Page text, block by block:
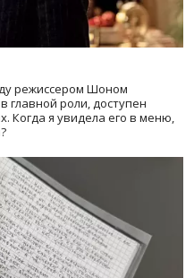
режиссером Шоном
роли, доступен
Когда я увидела его в меню,